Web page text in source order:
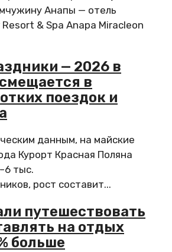
Анапы — отель
& Spa Anapa Miracleon
— 2026 в
в
поездок и
данным, на майские
Курорт Красная Поляна
тыс.
рост составит...
путешествовать
на отдых
больше